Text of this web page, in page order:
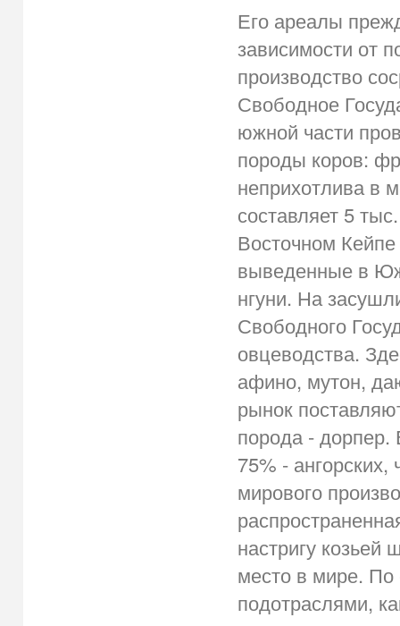
Его ареалы
зависимости от
производство
Свободное
южной части
породы коров:
неприхотлива в
составляет 5
Восточном
выведенные в
нгуни. На
Свободного
овцеводства.
афино, мутон,
рынок
порода - дорпер.
75% -
мирового
настригу
место в мире. По
подотраслями,